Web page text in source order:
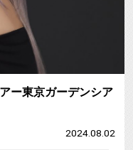
ー東京ガーデンシア
2024.08.02